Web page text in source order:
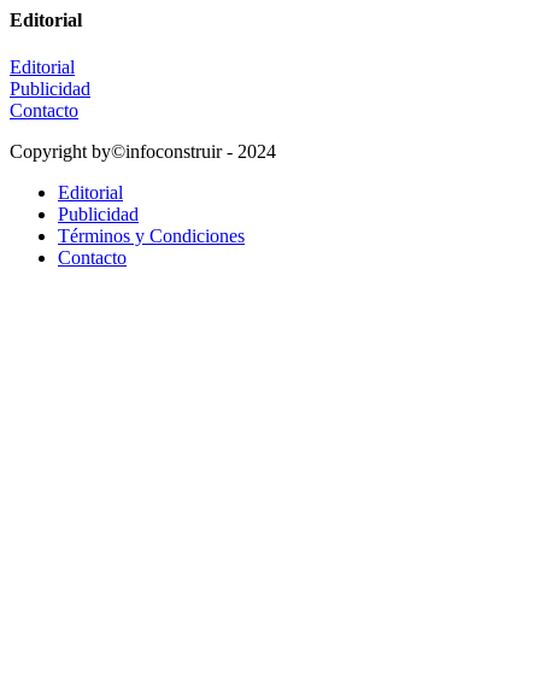
Editorial
Editorial
Publicidad
Contacto
Copyright by©infoconstruir - 2024
Editorial
Publicidad
Términos y Condiciones
Contacto